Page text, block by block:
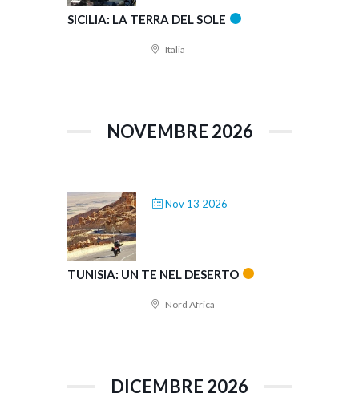
SICILIA: LA TERRA DEL SOLE
Italia
NOVEMBRE 2026
Nov 13 2026
TUNISIA: UN TE NEL DESERTO
Nord Africa
DICEMBRE 2026